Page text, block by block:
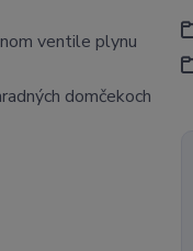
ventile plynu
domčekoch